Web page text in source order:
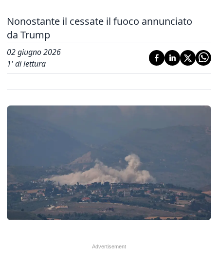
Nonostante il cessate il fuoco annunciato
da Trump
02 giugno 2026
1' di lettura